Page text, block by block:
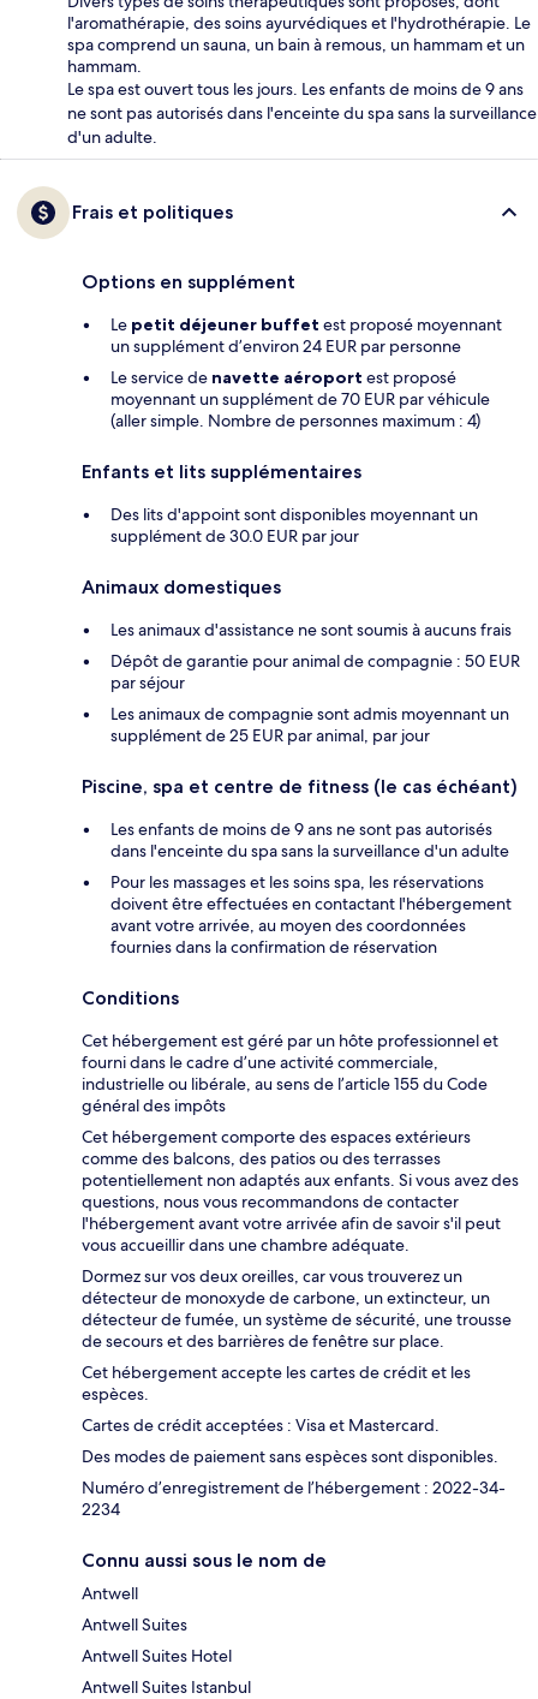
l'aromathérapie, des soins ayurvédiques et l'hydrothérapie. Le
spa comprend un sauna, un bain à remous, un hammam et un
hammam.
Le spa est ouvert tous les jours. Les enfants de moins de 9 ans
ne sont pas autorisés dans l'enceinte du spa sans la surveillance
d'un adulte.
Frais et politiques
Options en supplément
Le petit déjeuner buffet est proposé moyennant
un supplément d’environ 24 EUR par personne
Le service de navette aéroport est proposé
moyennant un supplément de 70 EUR par véhicule
(aller simple. Nombre de personnes maximum : 4)
Enfants et lits supplémentaires
Des lits d'appoint sont disponibles moyennant un
supplément de 30.0 EUR par jour
Animaux domestiques
Les animaux d'assistance ne sont soumis à aucuns frais
Dépôt de garantie pour animal de compagnie : 50 EUR
par séjour
Les animaux de compagnie sont admis moyennant un
supplément de 25 EUR par animal, par jour
Piscine, spa et centre de fitness (le cas échéant)
Les enfants de moins de 9 ans ne sont pas autorisés
dans l'enceinte du spa sans la surveillance d'un adulte
Pour les massages et les soins spa, les réservations
doivent être effectuées en contactant l'hébergement
avant votre arrivée, au moyen des coordonnées
fournies dans la confirmation de réservation
Conditions
Cet hébergement est géré par un hôte professionnel et
fourni dans le cadre d’une activité commerciale,
industrielle ou libérale, au sens de l’article 155 du Code
général des impôts
Cet hébergement comporte des espaces extérieurs
comme des balcons, des patios ou des terrasses
potentiellement non adaptés aux enfants. Si vous avez des
questions, nous vous recommandons de contacter
l'hébergement avant votre arrivée afin de savoir s'il peut
vous accueillir dans une chambre adéquate.
Dormez sur vos deux oreilles, car vous trouverez un
détecteur de monoxyde de carbone, un extincteur, un
détecteur de fumée, un système de sécurité, une trousse
de secours et des barrières de fenêtre sur place.
Cet hébergement accepte les cartes de crédit et les
espèces.
Cartes de crédit acceptées : Visa et Mastercard.
Des modes de paiement sans espèces sont disponibles.
Numéro d’enregistrement de l’hébergement : 2022-34-
2234
Connu aussi sous le nom de
Antwell
Antwell Suites
Antwell Suites Hotel
Antwell Suites Istanbul